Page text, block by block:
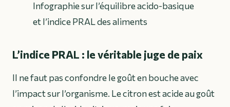
Infographie sur l’équilibre acido-basique
et l’indice PRAL des aliments
L’indice PRAL : le véritable juge de paix
Il ne faut pas confondre le goût en bouche avec
l’impact sur l’organisme. Le citron est acide au goût